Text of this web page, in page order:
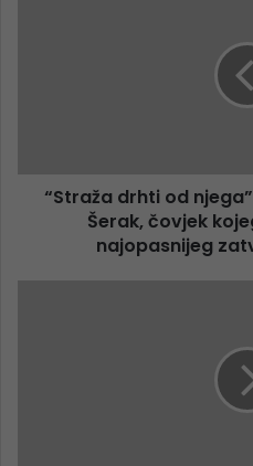
“Straža drhti od
Šerak, čovjek
najopasnijeg